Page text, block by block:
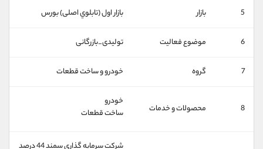
5 بازار بازار اول (تابلوي اصلی) بورس
6 موضوع فعالیت تولیدی_بازرگانی
7 گروه خودرو و ساخت قطعات
8 محصولات و خدمات
خودرو
ساخت قطعات
شركت سرمايه گذاری سمند 44 درصد